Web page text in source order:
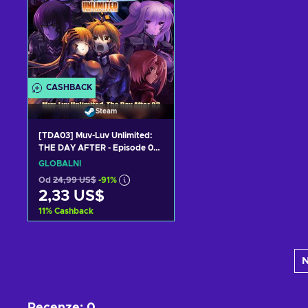
CASHBACK
Steam
[TDA03] Muv-Luv Unlimited:
THE DAY AFTER - Episode 03
REMASTERED (PC) Steam Key
GLOBÁLNÍ
Od 24,99 US$ -91%
2,33 US$
11% Cashback